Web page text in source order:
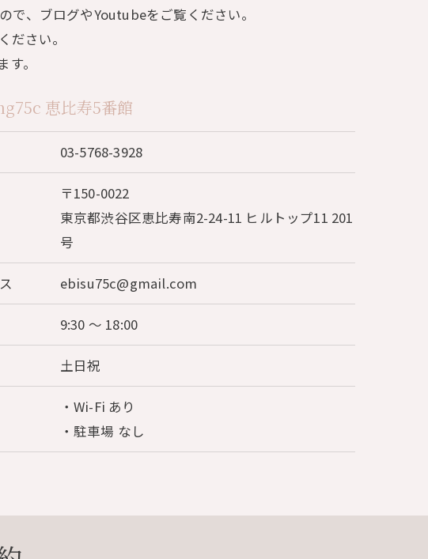
、ブログやYoutubeをご覧ください。
ださい。
す。
恵比寿5番館
03-5768-3928
〒150-0022
東京都渋谷区恵比寿南2-24-11 ヒルトップ11 201
号
ebisu75c@gmail.com
9:30 〜 18:00
土日祝
・Wi-Fi あり
・駐車場 なし